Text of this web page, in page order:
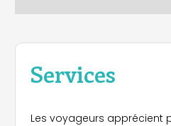
Services
Les voyageurs apprécient